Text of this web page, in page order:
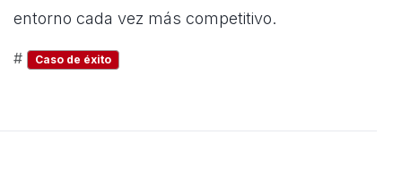
entorno cada vez más competitivo.
# Caso de éxito